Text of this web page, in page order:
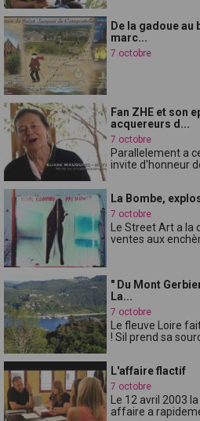
De la gadoue au
marc...
7 octobre
Fan ZHE et son
acquereurs d...
7 octobre
Parallelement a
invite d'honneur
La Bombe,
7 octobre
Le Street Art a
ventes aux
" Du Mont
La...
7 octobre
Le fleuve Loire
! Sil prend sa
L'affaire flactif
7 octobre
Le 12 avril 2003
affaire a